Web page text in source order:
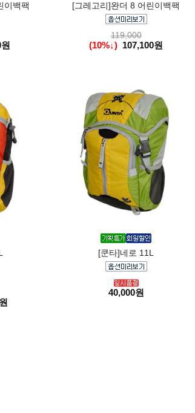
이백팩 [그레고리]완더 8 어린이백팩
119,000
(10%↓) 107,100원
[쿤타]네로 11L
40,000원